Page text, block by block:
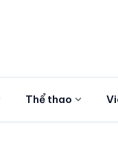
Thể thao expand_more